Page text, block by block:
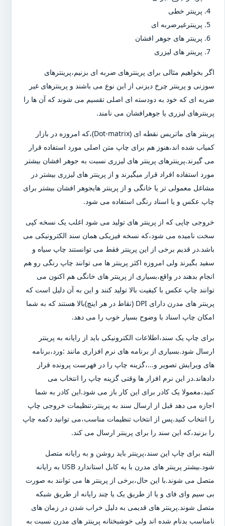
پرینتر خطی
پرینترغیرضربه ای
پرینتر های جوهر افشان
پرینتر های لیزری
اگر بخواهیم مثالی برای پرینترهای ضربه ای بزنیم،پرینترهای
سوزنی و پرینتر چرخ دیزنی از این نوع می باشند و پرینترهای غیر
ضربه ای که خود به دودسته ای اصلی تقسیم می شوند که آن ها را
پرینترهای لیزری یا جوهرافشان می نامند.
پرینتر های ماتریس نقطه ای (Dot-matrix)،که امروزه در بازار
کمیاب شده اند،هنوز هم برای چاپ متن اصلی مورد استفاده قرار
می گیرند.پرینترهای پرینتر های لیزری نسبت به جوهر افشان بیشتر
مورد استفاده افراد قرار میگیرند و از پرینتر های لیزری بیشتر در
مشاغل معمولی تر یا خانگی و از پرینتر هایجوهر افشان بیشتر برای
چاپ عکس و یا اسناد رنگی استفاده می شود.
خروجی چاپی که از پرینتر های تولید می شود اغلب یک نسخه کپی
سخت نامیده می شود،که نسخه فیزیکی همان سند الکترونیکی می
باشد.در قدیم برخی از این پرینتر فقط می توانستند چاپ سیاه و
سفید بگیرند ولی امروزه اکثر پرینتر ها می توانند چاپ رنگی رو هم
انجام بدهند در واقع،بسیاری از پرینتر های خانگی هم اکنون می
توانند چاپ عکس با کیفیت بالا تولید کنند و این به آن دلیل است که
پرینتر های مدرن دارای DPI (نقاط در هر اینچ)بالا هستند که به شما
امکان چاپ اسناد با وضوح بسیار خوب را می دهد.
برای چاپ یک سند،اطلاعات الکترونیکی باید از رایانه به پرینتر
ارسال شود.بسیاری از برنامه های نرم افزاری مانند :ورد،برنامه
های ویرایش تصویر و...،گزینه چاپ را در فهرست پرونده قرار
دادهاند.در این نرم افزار ها وقتی گزینه چاپ را انتخاب می
کنید،معمولا یک کادر برای این کار باز می شود.این کادر به شما
اجازه می دهد قبل از ارسال سند به پرینتر،تنظیمات خروجی چاپ
را انتخاب کنید.پس از انتخاب تنظیمات مناسب،می توانید دکمه چاپ
را بزنید،که این سند را برای پرینتر ارسال می کند.
البته برای چاپ این سند،پرینتر باید روشن و به رایانه متصل
شود.بیشتر پرینتر های مدرن با یه کابل استاندارد USB به رایانه
متصل می شوند.با این حال،برخی از پرینتر ها می توانند به صورت
بی سیم وای فای و یا از طریق یک یا چند رایانه از طریق شبکه
متصل شوند.پرینتر های قدیمی به دلیل خراب شدن در زمان های
نامناسب بدنام شده اند ولی خوشبختانه پرینتر های مدرن نسبت به